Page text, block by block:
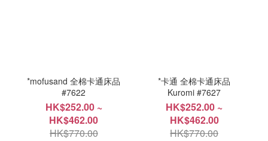
*mofusand 全棉卡通床品
#7622
HK$252.00 ~
HK$462.00
HK$770.00
*卡通 全棉卡通床品
Kuromi #7627
HK$252.00 ~
HK$462.00
HK$770.00